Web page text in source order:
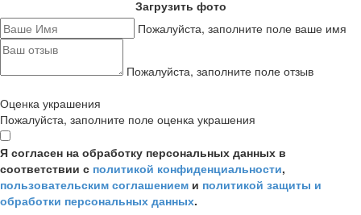
Загрузить фото
Пожалуйста, заполните поле ваше имя
Пожалуйста, заполните поле отзыв
Оценка украшения
Пожалуйста, заполните поле оценка украшения
Я согласен на обработку персональных данных в
соответствии с политикой конфиденциальности,
пользовательским соглашением и политикой защиты и
обработки персональных данных.